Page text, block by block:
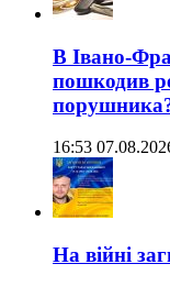
В Івано-
пошкодив
16:53
На війні